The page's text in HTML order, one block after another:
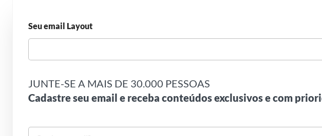
Seu email Layout
JUNTE-SE A MAIS DE 30.000 PESSOAS
Cadastre seu email e receba conteúdos exclusivos e com
S